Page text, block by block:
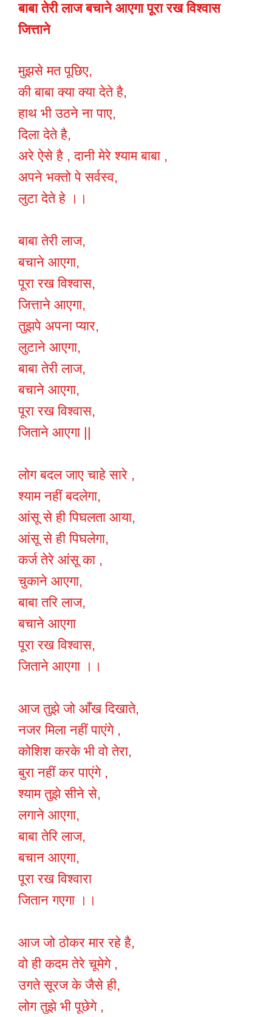
बाबा तेरी लाज बचाने आएगा पूरा रख विश्वास
जित्ताने
मुझसे मत पूछिए,
की बाबा क्या क्या देते है,
हाथ भी उठने ना पाए,
दिला देते है,
अरे ऐसे है , दानी मेरे श्याम बाबा ,
अपने भक्तो पे सर्वस्व,
लुटा देते हे ।।
बाबा तेरी लाज,
बचाने आएगा,
पूरा रख विश्वास,
जित्ताने आएगा,
तुझपे अपना प्यार,
लुटाने आएगा,
बाबा तेरी लाज,
बचाने आएगा,
पूरा रख विश्वास,
जिताने आएगा ||
लोग बदल जाए चाहे सारे ,
श्याम नहीं बदलेगा,
आंसू से ही पिघलता आया,
आंसू से ही पिघलेगा,
कर्ज तेरे आंसू का ,
चुकाने आएगा,
बाबा तरि लाज,
बचाने आएगा
पूरा रख विश्वास,
जिताने आएगा ।।
आज तुझे जो आँख दिखाते,
नजर मिला नहीं पाएंगे ,
कोशिश करके भी वो तेरा,
बुरा नहीं कर पाएंगे ,
श्याम तुझे सीने से,
लगाने आएगा,
बाबा तेरि लाज,
बचान आएगा,
पूरा रख विश्वारा
जितान गएगा ।।
आज जो ठोकर मार रहे है,
वो ही कदम तेरे चूमेगे ,
उगते सूरज के जैसे ही,
लोग तुझे भी पूछेगे ,